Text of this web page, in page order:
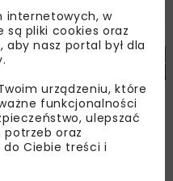
2026
internetowych, w
są pliki cookies oraz
nasz portal był dla
urządzeniu, które
funkcjonalności
ulepszać
oraz
Ciebie treści i